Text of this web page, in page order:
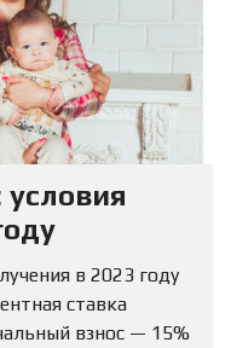
в 2023 году
ставка
взнос — 15%